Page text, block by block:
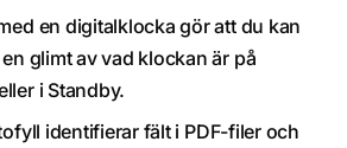
en digitalklocka gör att du kan
glimt av vad klockan är på
i Standby.
identifierar fält i PDF-filer och